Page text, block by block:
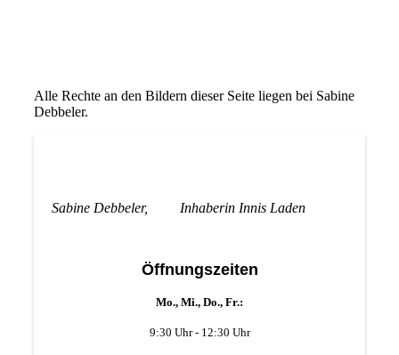
Alle Rechte an den Bildern dieser Seite liegen bei Sabine
Debbeler.
Sabine Debbeler, Inhaberin Innis Laden
Öffnungszeiten
Mo., Mi., Do., Fr.:
9:30 Uhr - 12:30 Uhr